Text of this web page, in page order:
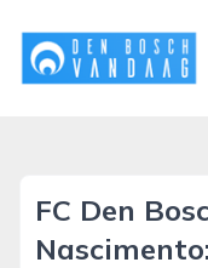
denboschvandaag.nl
FC Den